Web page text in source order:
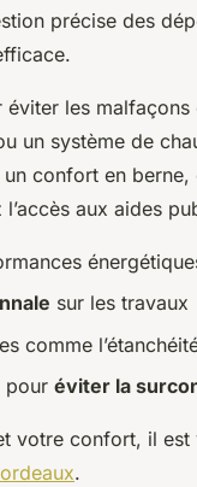
précise des
les
un système de
confort en
aux aides
sur les travaux
comme
pour éviter la
votre confort, il
.